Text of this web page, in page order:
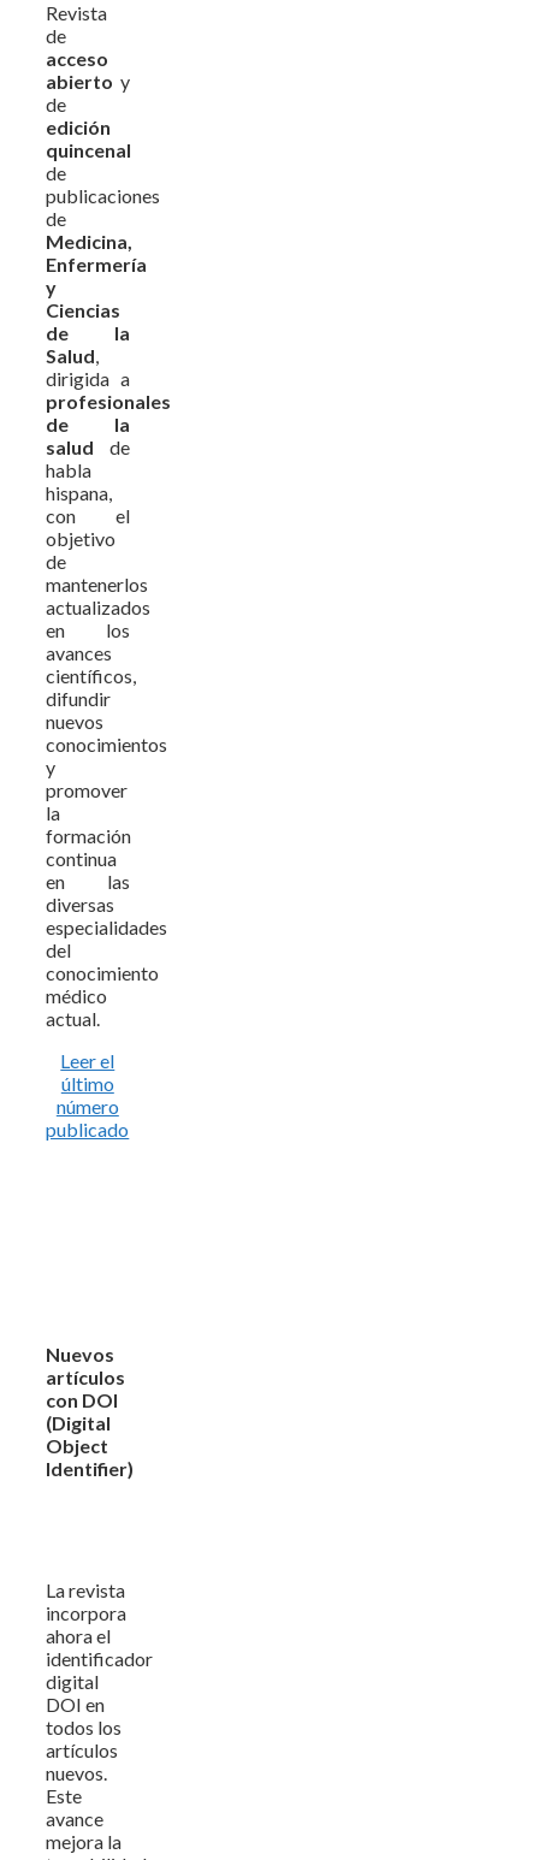
Revista
de
acceso
abierto y
de
edición
quincenal
de
publicaciones
de
Medicina,
Enfermería
y
Ciencias
de la
Salud,
dirigida a
profesionales
de la
salud de
habla
hispana,
con el
objetivo
de
mantenerlos
actualizados
en los
avances
científicos,
difundir
nuevos
conocimientos
y
promover
la
formación
continua
en las
diversas
especialidades
del
conocimiento
médico
actual.
Leer el
último
número
publicado
Nuevos
artículos
con DOI
(Digital
Object
Identifier)
La revista
incorpora
ahora el
identificador
digital
DOI en
todos los
artículos
nuevos.
Este
avance
mejora la